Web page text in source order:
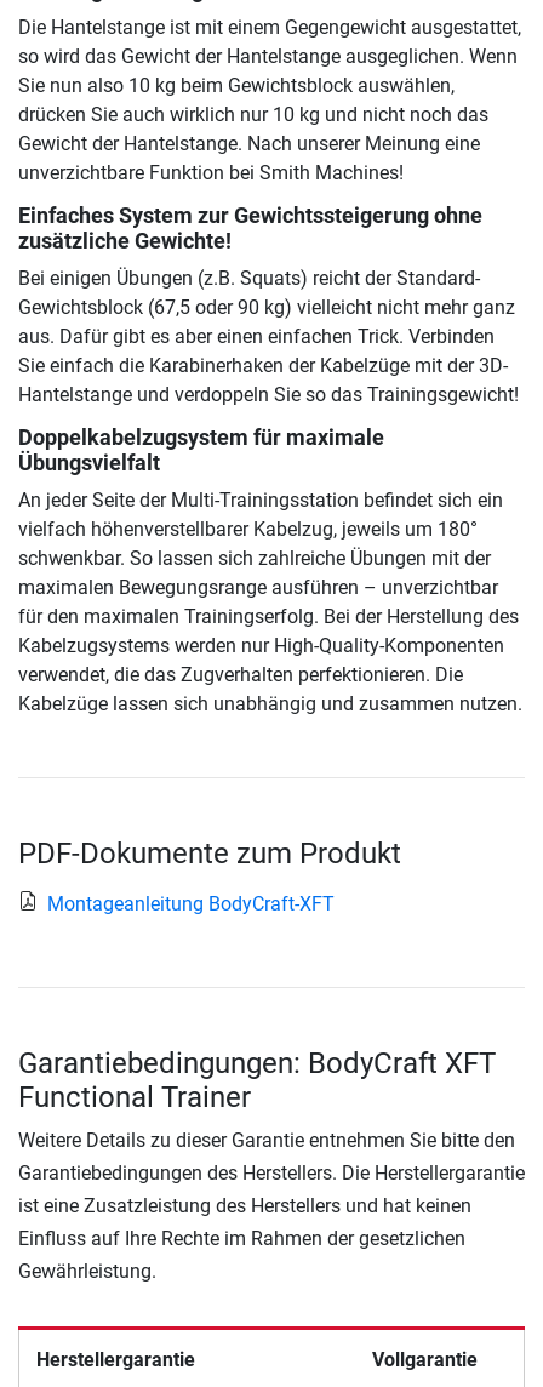
Die Hantelstange ist mit einem Gegengewicht ausgestattet,
so wird das Gewicht der Hantelstange ausgeglichen. Wenn
Sie nun also 10 kg beim Gewichtsblock auswählen,
drücken Sie auch wirklich nur 10 kg und nicht noch das
Gewicht der Hantelstange. Nach unserer Meinung eine
unverzichtbare Funktion bei Smith Machines!
Einfaches System zur Gewichtssteigerung ohne
zusätzliche Gewichte!
Bei einigen Übungen (z.B. Squats) reicht der Standard-
Gewichtsblock (67,5 oder 90 kg) vielleicht nicht mehr ganz
aus. Dafür gibt es aber einen einfachen Trick. Verbinden
Sie einfach die Karabinerhaken der Kabelzüge mit der 3D-
Hantelstange und verdoppeln Sie so das Trainingsgewicht!
Doppelkabelzugsystem für maximale
Übungsvielfalt
An jeder Seite der Multi-Trainingsstation befindet sich ein
vielfach höhenverstellbarer Kabelzug, jeweils um 180°
schwenkbar. So lassen sich zahlreiche Übungen mit der
maximalen Bewegungsrange ausführen – unverzichtbar
für den maximalen Trainingserfolg. Bei der Herstellung des
Kabelzugsystems werden nur High-Quality-Komponenten
verwendet, die das Zugverhalten perfektionieren. Die
Kabelzüge lassen sich unabhängig und zusammen nutzen.
PDF-Dokumente zum Produkt
Montageanleitung BodyCraft-XFT
Garantiebedingungen: BodyCraft XFT
Functional Trainer
Weitere Details zu dieser Garantie entnehmen Sie bitte den
Garantiebedingungen des Herstellers. Die Herstellergarantie
ist eine Zusatzleistung des Herstellers und hat keinen
Einfluss auf Ihre Rechte im Rahmen der gesetzlichen
Gewährleistung.
Herstellergarantie Vollgarantie